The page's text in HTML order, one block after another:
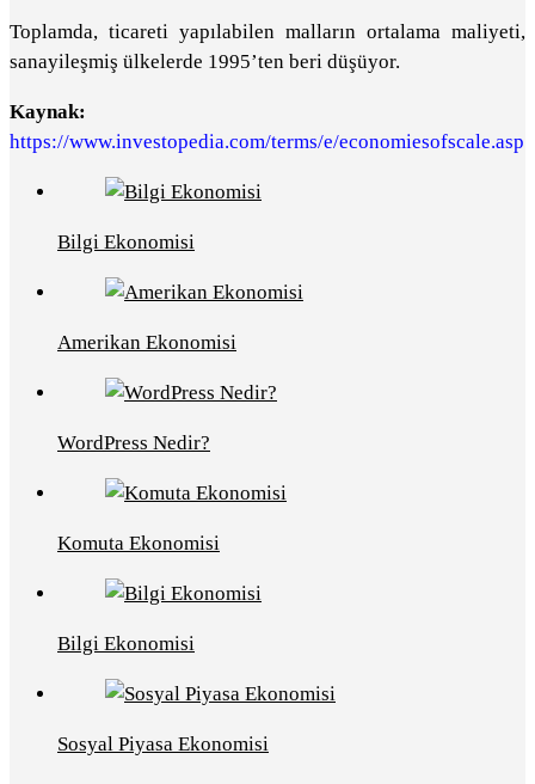
Toplamda, ticareti yapılabilen malların ortalama maliyeti,
sanayileşmiş ülkelerde 1995’ten beri düşüyor.
Kaynak:
https://www.investopedia.com/terms/e/economiesofscale.asp
Bilgi Ekonomisi
Amerikan Ekonomisi
WordPress Nedir?
Komuta Ekonomisi
Bilgi Ekonomisi
Sosyal Piyasa Ekonomisi